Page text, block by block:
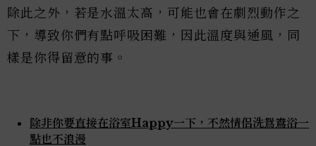
除此之外，若是水溫太高，可能也會在劇烈動作之
下，導致你們有點呼吸困難，因此溫度與通風，同
樣是你得留意的事。
除非你要直接在浴室Happy一下，不然情侶洗鴛鴦浴一
點也不浪漫